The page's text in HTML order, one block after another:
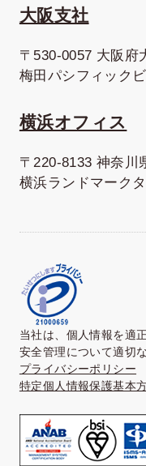
大阪支社
〒530-0057 大阪府
梅田パシフィック
横浜オフィス
〒220-8133 神奈川
横浜ランドマーク
当社は、個人情報を適
安全管理について適切
プライバシーポリシー
特定個人情報保護基本